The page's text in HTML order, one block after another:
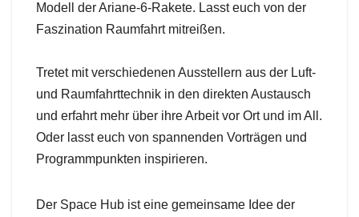
Modell der Ariane-6-Rakete. Lasst euch von der
Faszination Raumfahrt mitreißen.
Tretet mit verschiedenen Ausstellern aus der Luft-
und Raumfahrttechnik in den direkten Austausch
und erfahrt mehr über ihre Arbeit vor Ort und im All.
Oder lasst euch von spannenden Vorträgen und
Programmpunkten inspirieren.
Der Space Hub ist eine gemeinsame Idee der